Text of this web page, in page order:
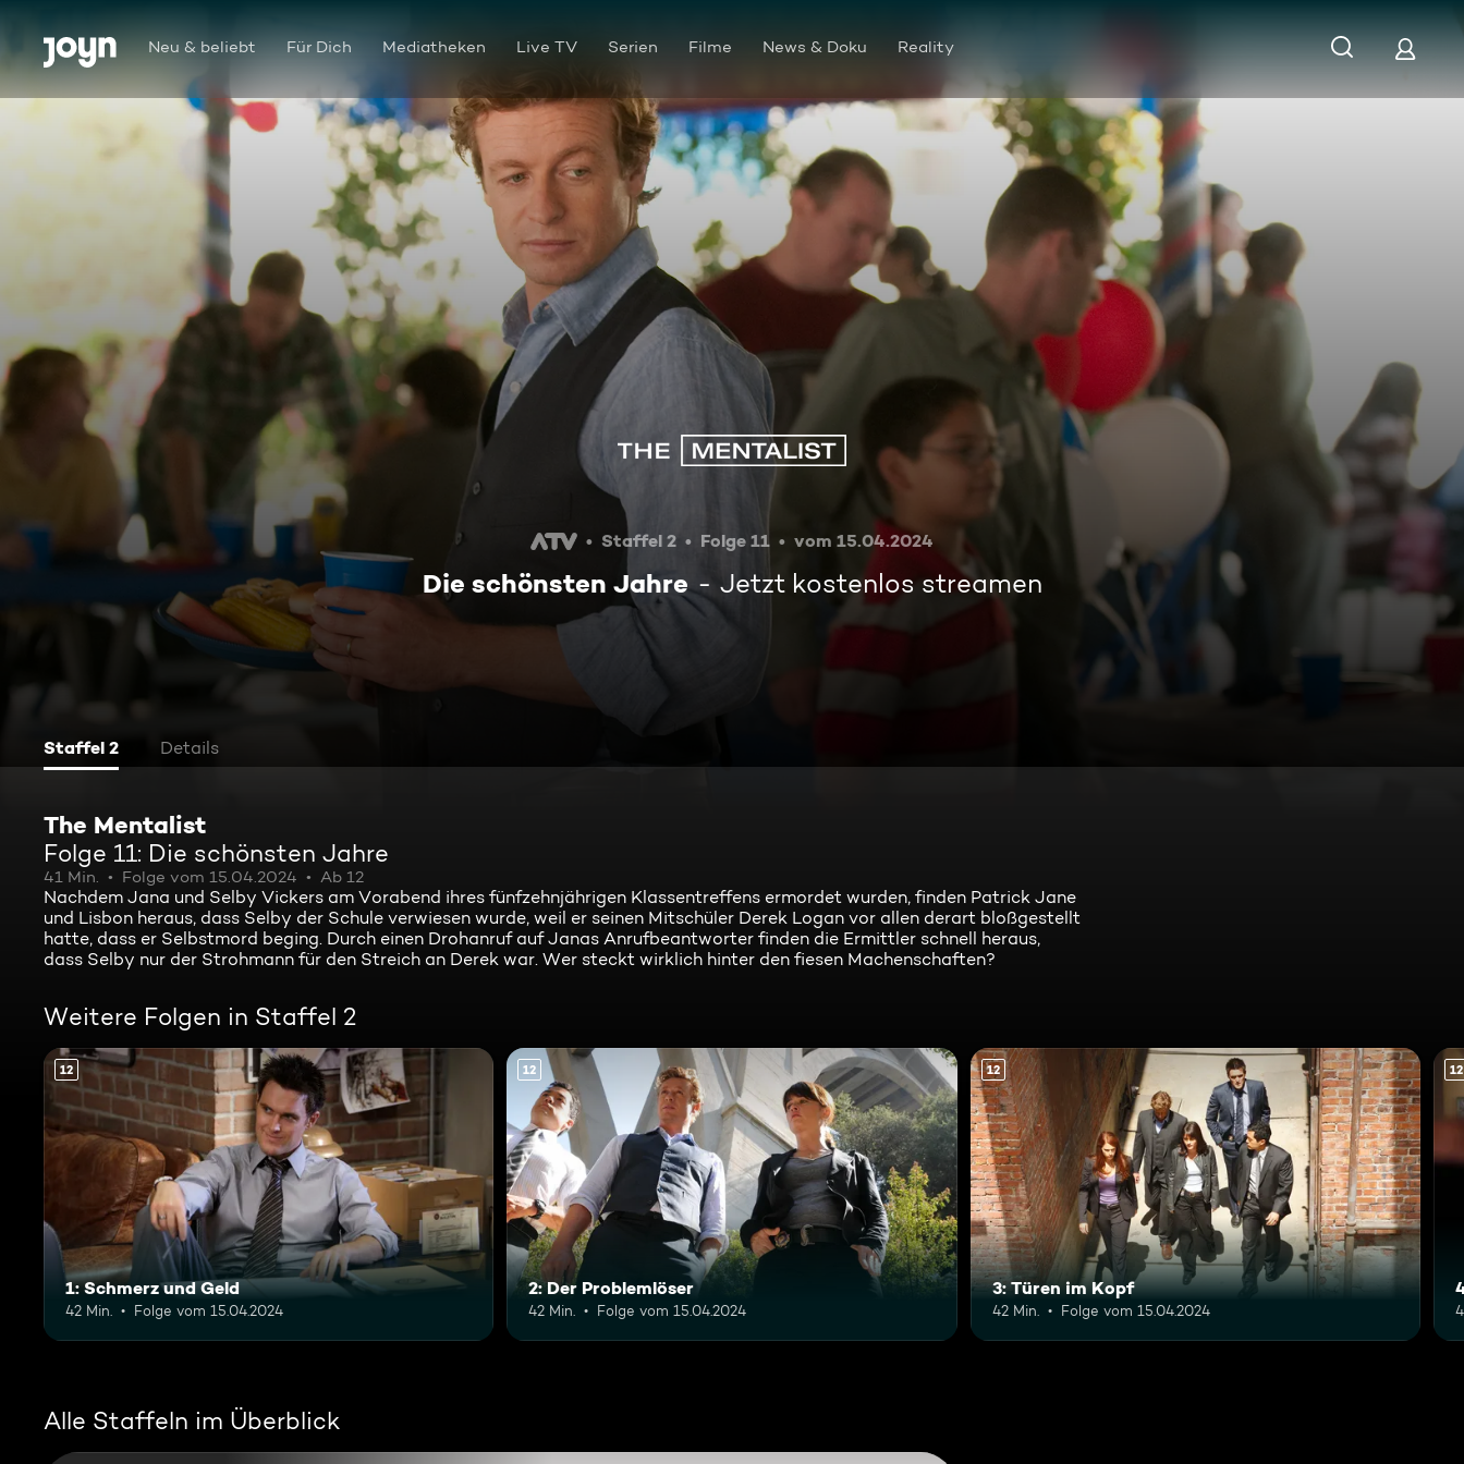
Zum Inhalt springen
Barrierefrei Neu & beliebt Für Dich Mediatheken Live TV Serien Filme News & Doku Reality
Die schönsten Jahre
Staffel 2 Folge 11 vom 15.04.2024
Die schönsten Jahre Jetzt kostenlos streamen
Staffel 2 Details
The Mentalist
Folge 11: Die schönsten Jahre
41 Min. Folge vom 15.04.2024 Ab 12
Nachdem Jana und Selby Vickers am Vorabend ihres fünfzehnjährigen Klassentreffens ermordet wurden, finden Patrick Jane
und Lisbon heraus, dass Selby der Schule verwiesen wurde, weil er seinen Mitschüler Derek Logan vor allen derart bloßgestellt
hatte, dass er Selbstmord beging. Durch einen Drohanruf auf Janas Anrufbeantworter finden die Ermittler schnell heraus,
dass Selby nur der Strohmann für den Streich an Derek war. Wer steckt wirklich hinter den fiesen Machenschaften?
Weitere Folgen in Staffel 2
12
1: Schmerz und Geld
42 Min. Folge vom 15.04.2024
12
2: Der Problemlöser
42 Min. Folge vom 15.04.2024
12
3: Türen im Kopf
42 Min. Folge vom 15.04.2024
12
Alle Staffeln im Überblick